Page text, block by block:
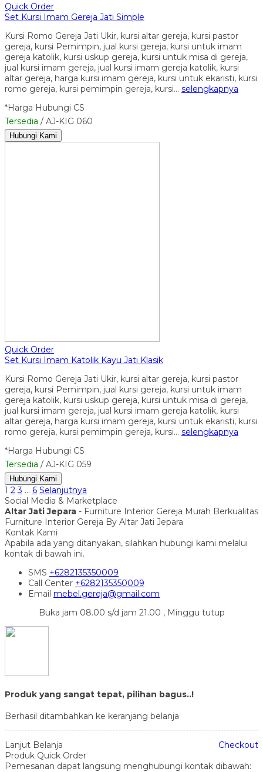
Quick Order
Set Kursi Imam Gereja Jati Simple
Kursi Romo Gereja Jati Ukir, kursi altar gereja, kursi pastor
gereja, kursi Pemimpin, jual kursi gereja, kursi untuk imam
gereja katolik, kursi uskup gereja, kursi untuk misa di gereja,
jual kursi imam gereja, jual kursi imam gereja katolik, kursi
altar gereja, harga kursi imam gereja, kursi untuk ekaristi, kursi
romo gereja, kursi pemimpin gereja, kursi… selengkapnya
*Harga Hubungi CS
Tersedia / AJ-KIG 060
Hubungi Kami
Quick Order
Set Kursi Imam Katolik Kayu Jati Klasik
Kursi Romo Gereja Jati Ukir, kursi altar gereja, kursi pastor
gereja, kursi Pemimpin, jual kursi gereja, kursi untuk imam
gereja katolik, kursi uskup gereja, kursi untuk misa di gereja,
jual kursi imam gereja, jual kursi imam gereja katolik, kursi
altar gereja, harga kursi imam gereja, kursi untuk ekaristi, kursi
romo gereja, kursi pemimpin gereja, kursi… selengkapnya
*Harga Hubungi CS
Tersedia / AJ-KIG 059
Hubungi Kami
1 2 3 … 6 Selanjutnya
Social Media & Marketplace
Altar Jati Jepara - Furniture Interior Gereja Murah Berkualitas
Furniture Interior Gereja By Altar Jati Jepara
Kontak Kami
Apabila ada yang ditanyakan, silahkan hubungi kami melalui
kontak di bawah ini.
SMS +6282135350009
Call Center +6282135350009
Email mebel.gereja@gmail.com
Buka jam 08.00 s/d jam 21.00 , Minggu tutup
Produk yang sangat tepat, pilihan bagus..!
Berhasil ditambahkan ke keranjang belanja
Lanjut Belanja
Checkout
Produk Quick Order
Pemesanan dapat langsung menghubungi kontak dibawah: